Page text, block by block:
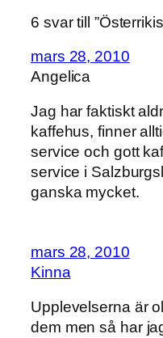
6 svar till
mars 28, 2010
Angelica
Jag har faktiskt
kaffehus, finner
service och gott
service i
ganska mycket.
mars 28, 2010
Kinna
Upplevelserna är
dem men så har